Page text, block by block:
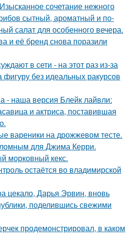
сочетание нежного
сытный, ароматный и по-
салат для особенного вечера.
и её бренд снова поразили
в сети - на этот раз из-за
фигуру без идеальных ракурсов
- наша версия Блейк лайвли:
и актриса, поставившая
вареники на дрожжевом тесте.
для Джима Керри.
морковный кекс.
остаётся во владимирской
цекало, Дарья Эрвин, вновь
поделившись свежими
продемонстрировал, в каком